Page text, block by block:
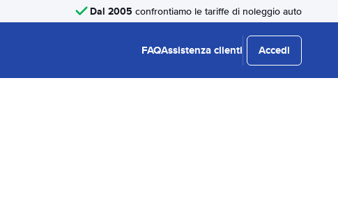
Dal 2005 confrontiamo le tariffe di noleggio auto
FAQAssistenza clienti Accedi